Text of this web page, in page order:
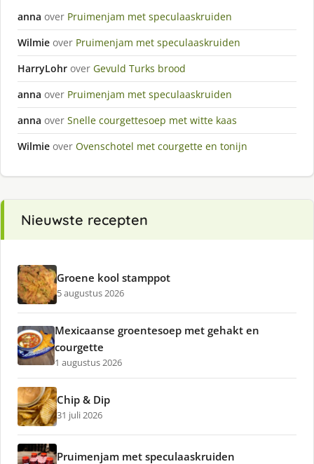
anna over Pruimenjam met speculaaskruiden
Wilmie over Pruimenjam met speculaaskruiden
HarryLohr over Gevuld Turks brood
anna over Pruimenjam met speculaaskruiden
anna over Snelle courgettesoep met witte kaas
Wilmie over Ovenschotel met courgette en tonijn
Nieuwste recepten
Groene kool stamppot
5 augustus 2026
Mexicaanse groentesoep met gehakt en
courgette
1 augustus 2026
Chip & Dip
31 juli 2026
Pruimenjam met speculaaskruiden